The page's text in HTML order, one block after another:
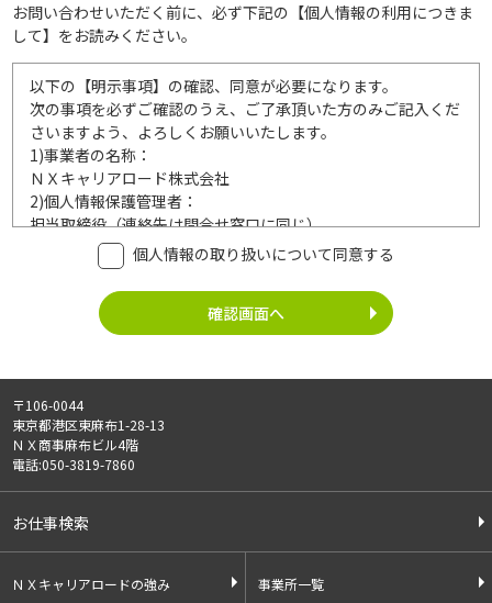
お問い合わせいただく前に、必ず下記の【個人情報の利用につきま
して】をお読みください。
以下の【明示事項】の確認、同意が必要になります。
次の事項を必ずご確認のうえ、ご了承頂いた方のみご記入くだ
さいますよう、よろしくお願いいたします。
1)事業者の名称：
ＮＸキャリアロード株式会社
2)個人情報保護管理者：
担当取締役（連絡先は問合せ窓口に同じ）
利用目的：
ご記入頂いた個人情報は、次の利用目的達成の範囲内において
利用いたします。
個人情報の利用
有料職業紹介事業
・請負事業
ご記入頂いた個人情報は、法令等に定める場合を除いて、ご本
人様の同意なく、第三者に提供することはございません。
5)外部の委託：
ご記入頂いた個人情報は、文書保存、サーバー管理等の目的
個人情報の取り扱いについて同意する
〒106-0044
東京都港区東麻布1-28-13
ＮＸ商事麻布ビル4階
電話:050-3819-7860
お仕事検索
ＮＸキャリアロードの強み 事業所一覧